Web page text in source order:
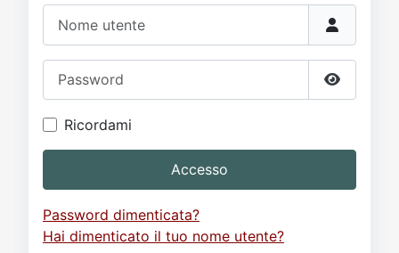
Forum
Mostra
Ricordami
Accesso
Password dimenticata?
Hai dimenticato il tuo nome utente?